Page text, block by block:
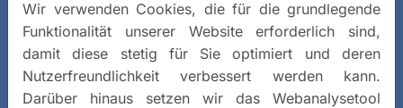
Wir verwenden Cookies, die für die grundlegende
Funktionalität unserer Website erforderlich sind,
damit diese stetig für Sie optimiert und deren
Nutzerfreundlichkeit verbessert werden kann.
Darüber hinaus setzen wir das Webanalysetool